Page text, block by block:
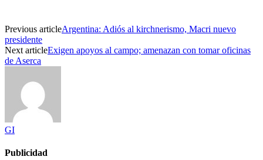
Previous articleArgentina: Adiós al kirchnerismo, Macri nuevo
presidente
Next articleExigen apoyos al campo; amenazan con tomar oficinas
de Aserca
GI
Publicidad